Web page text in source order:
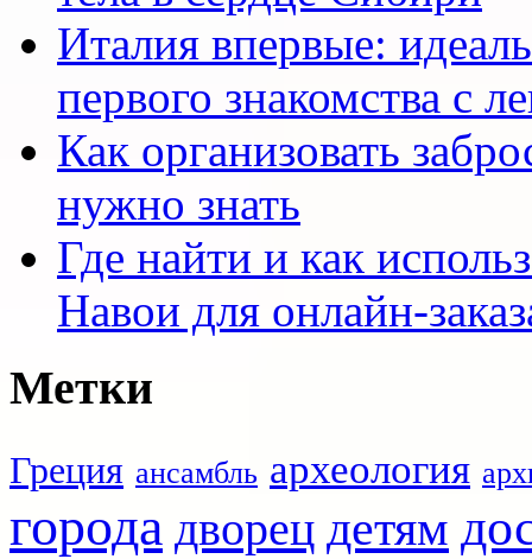
Италия впервые:
первого знакомства с
Как организовать
нужно знать
Где найти и как
Навои для онлайн-
Метки
Греция ансамбль археология
города дворец детям